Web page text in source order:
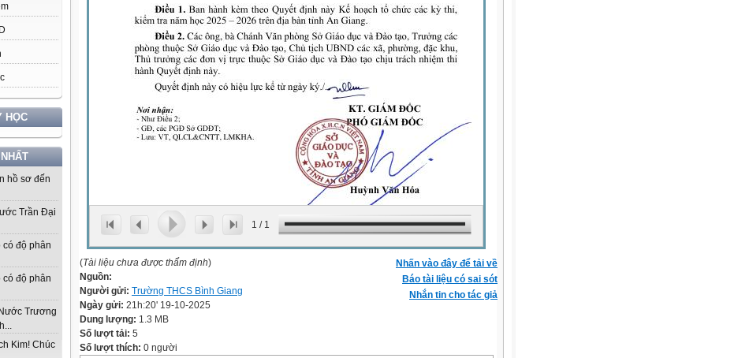
HỌC
hồ sơ đến
Trần Đại
độ phân
độ phân
Trương
Kim! Chúc
1 / 1
Nhấn vào đây để tải về
Báo tài liệu có sai sót
Nhắn tin cho tác giả
(Tài liệu chưa được thẩm định)
Nguồn:
Người gửi: Trường THCS Bình Giang
Ngày gửi: 21h:20' 19-10-2025
Dung lượng: 1.3 MB
Số lượt tải: 5
Số lượt thích: 0 người